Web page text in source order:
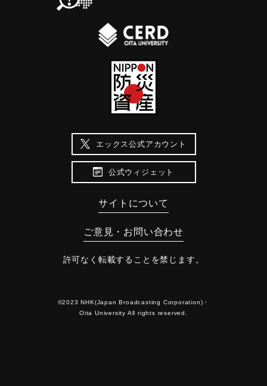
エックス公式アカウント
公式ウィジェット
サイトについて
ご意見・お問い合わせ
許可なく転載することを禁じます。
©2023 NHK(Japan Broadcasting Corporation)・
Oita University All rights reserved.